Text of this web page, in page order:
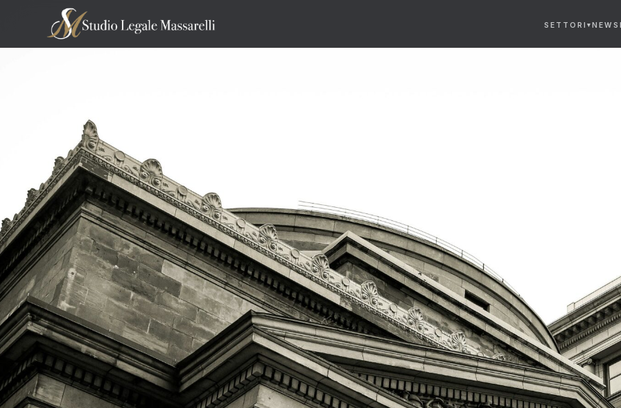
SETTORI▾NEWS